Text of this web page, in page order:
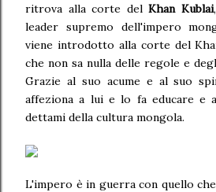
ritrova alla corte delKhan Kublai
leader supremo dell'impero
viene introdotto alla corte del
che non sa nulla delle regole e
Grazie al suo acume e al suo
affeziona a lui e lo fa educare e
dettami della cultura mongola.
L'impero è in guerra con quello